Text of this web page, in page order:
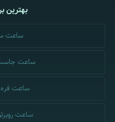
بهترین
ساعت
ساعت جاست
ساعت فره
ساعت